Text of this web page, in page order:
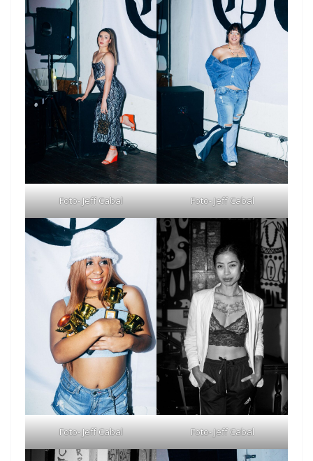
Foto- Jeff Cabal Foto- Jeff Cabal
Foto- Jeff Cabal Foto- Jeff Cabal